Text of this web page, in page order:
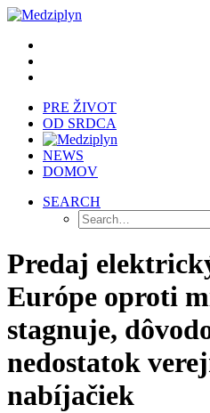
PRE ŽIVOT
OD SRDCA
NEWS
DOMOV
SEARCH
Predaj
Európe oproti
stagnuje,
nedostatok
nabíjačiek